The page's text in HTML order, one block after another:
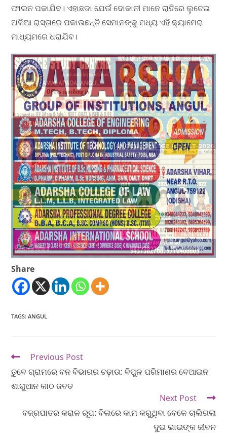
ଫାଇନ ପକାଯିବ। ଏହାଛଡା ଯେଉଁ ଦୋକାନୀ ମାନେ ରାତିରେ ଲୁଚେଇ
ଅଳିଆ ରାସ୍ତାରେ ପକାଉଛନ୍ତି ସେମାନଙ୍କୁ ମଧ୍ୟ ଏହି କ୍ୟାମେରା
ମାଧ୍ୟମରେ ଧରାଯିବ।
Share
TAGS:ANGUL
Previous Post
ତୁବେ ଗ୍ରାମରେ ବନ ବିଭାଗର ଚଢ଼ାଉ: ବିପୁଳ ପରିମାଣର ବେଆଇନ
ଶାଗୁଆନ କାଠ ଜବତ
Next Post
ବଜ୍ରପାତର କରାଳ ରୂପ: ବିଲରେ କାମ କରୁଥିବା ବେଳେ ଚାଲିଗଲା
ଦୁଇ ଭାଇଙ୍କ ଜୀବନ